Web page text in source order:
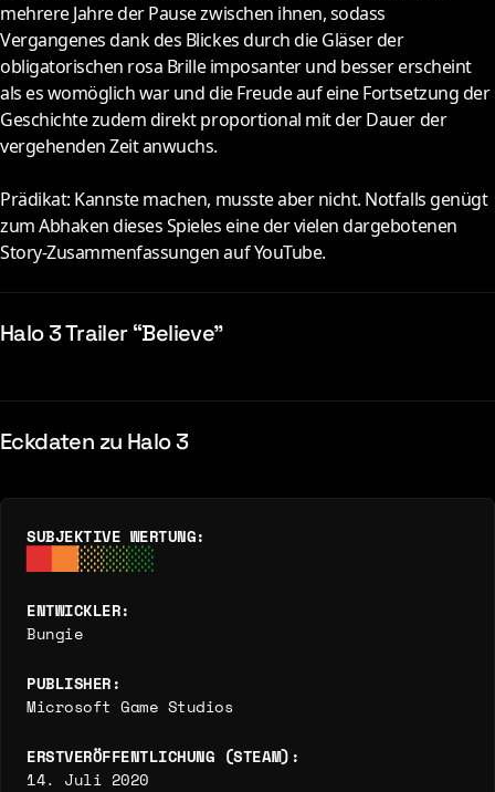
mehrere Jahre der Pause zwischen ihnen, sodass
Vergangenes dank des Blickes durch die Gläser der
obligatorischen rosa Brille imposanter und besser erscheint
als es womöglich war und die Freude auf eine Fortsetzung der
Geschichte zudem direkt proportional mit der Dauer der
vergehenden Zeit anwuchs.
Prädikat: Kannste machen, musste aber nicht. Notfalls genügt
zum Abhaken dieses Spieles eine der vielen dargebotenen
Story-Zusammenfassungen auf YouTube.
Halo 3 Trailer “Believe”
Eckdaten zu Halo 3
SUBJEKTIVE WERTUNG:
ENTWICKLER:
Bungie
PUBLISHER:
Microsoft Game Studios
ERSTVERÖFFENTLICHUNG (STEAM):
14. Juli 2020